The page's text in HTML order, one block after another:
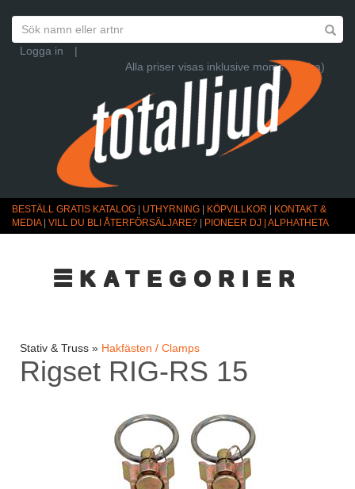
Logga in
|
Alla priser visas inklusive moms (Ändra)
BESTÄLL GRATIS KATALOG UTHYRNING KÖPVILLKOR
KONTAKT &
MEDIA| VILL DU BLI ÅTERFÖRSÄLJARE? PIONEER DJ | ALPHATHETA
☰KATEGORIER
Stativ & Truss » Hakfästen / Clamps
Rigset RIG-RS 15